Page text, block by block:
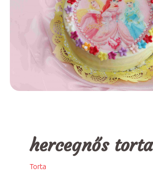
hercegnős torta
Torta